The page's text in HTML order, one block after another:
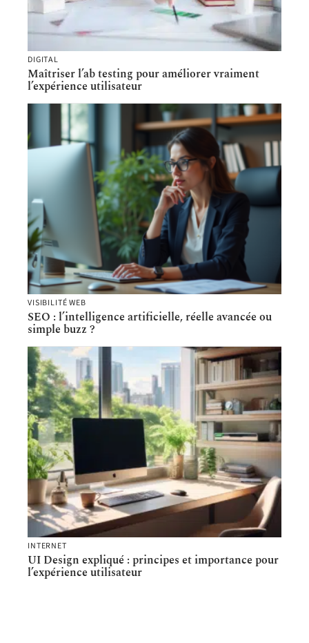
DIGITAL
Maîtriser l’ab testing pour améliorer vraiment
l’expérience utilisateur
VISIBILITÉ WEB
SEO : l’intelligence artificielle, réelle avancée ou
simple buzz ?
INTERNET
UI Design expliqué : principes et importance pour
l’expérience utilisateur